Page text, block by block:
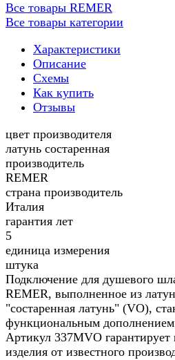
Все товары REMER
Все товары категории
Характеристики
Описание
Схемы
Как купить
Отзывы
цвет производителя
латунь состаренная
производитель
REMER
страна производитель
Италия
гарантия лет
5
единица измерения
штука
Подключение для душевого
REMER, выполненное из
"состаренная латунь" (VO),
функциональным
Артикул 337MVO гарантирует
изделия от известного